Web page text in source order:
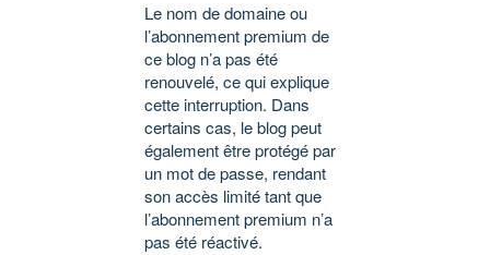
Le nom de domaine ou
l’abonnement premium de
ce blog n’a pas été
renouvelé, ce qui explique
cette interruption. Dans
certains cas, le blog peut
également être protégé par
un mot de passe, rendant
son accès limité tant que
l’abonnement premium n’a
pas été réactivé.